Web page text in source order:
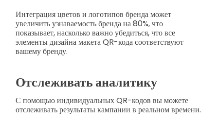
Интеграция цветов и логотипов бренда может
увеличить узнаваемость бренда на 80%, что
показывает, насколько важно убедиться, что все
элементы дизайна макета QR-кода соответствуют
вашему бренду.
Отслеживать аналитику
С помощью индивидуальных QR-кодов вы можете
отслеживать результаты кампании в реальном времени.